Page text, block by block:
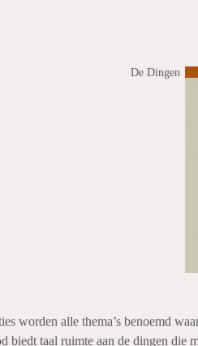
De Dingen
worden alle thema’s benoemd
biedt taal ruimte aan de dingen die